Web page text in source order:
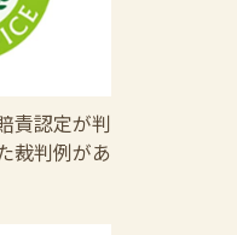
責認定が判
裁判例があ